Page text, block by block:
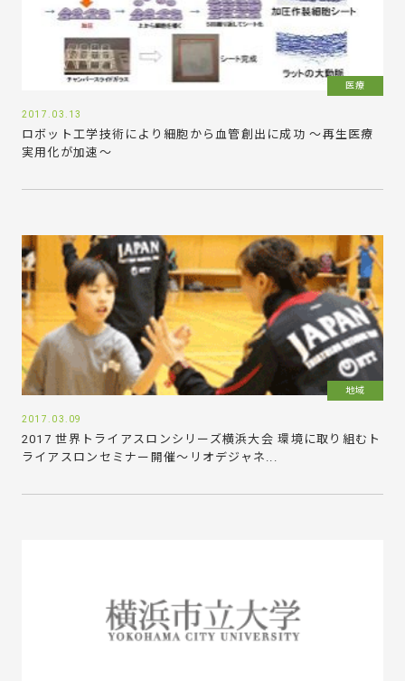
医療
2017.03.13
ロボット工学技術により細胞から血管創出に成功 ～再生医療
実用化が加速～
地域
2017.03.09
2017 世界トライアスロンシリーズ横浜大会 環境に取り組むト
ライアスロンセミナー開催～リオデジャネ...